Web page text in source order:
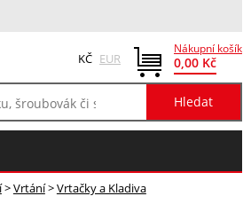
Nákupní košík
0,00 Kč
KČ EUR
>Vrtání>Vrtačky a Kladiva